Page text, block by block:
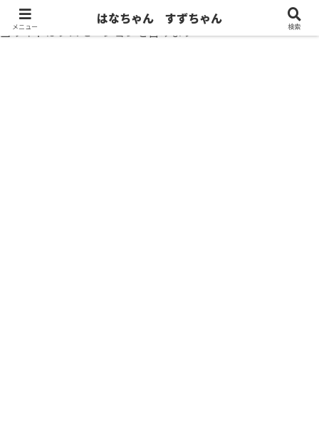
当サイトはプロモーションを含みます
メニュー
はなちゃん すずちゃん
検索